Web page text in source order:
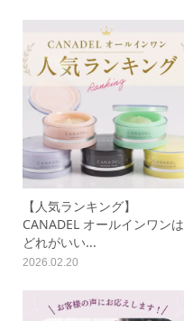
【人気ランキング】
CANADEL オールインワンは
どれがいい...
2026.02.20